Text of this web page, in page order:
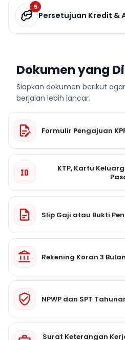
5
Persetujuan Kredit &
Dokumen yang
Siapkan dokumen berikut
berjalan lebih lancar.
Formulir Pengajuan
KTP, Kartu
Slip Gaji atau Bukti
Rekening Koran 3
NPWP dan SPT
Surat Keterangan